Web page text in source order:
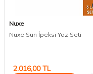
Nuxe
Nuxe Sun İpeksi Yaz Seti
2.016,00TL